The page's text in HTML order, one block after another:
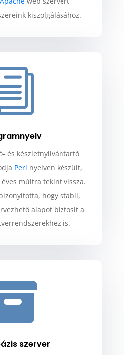
kiszolgálásához.
és készletnyilvántartó
Perl nyelven készült,
múltra tekint vissza.
hogy stabil,
alapot biztosít a
is.
szerver